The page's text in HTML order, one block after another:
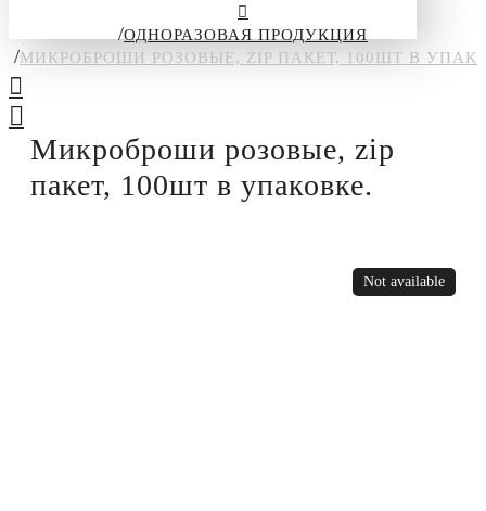
ОДНОРАЗОВАЯ ПРОДУКЦИЯ
МИКРОБРОШИ РОЗОВЫЕ, ZIP ПАКЕТ, 100ШТ В
Микроброши розовые, zip
пакет, 100шт в упаковке.
Not available